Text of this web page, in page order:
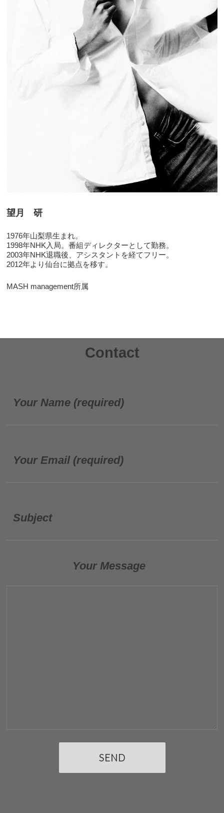
望月 研
1976年山梨県生まれ。
1998年NHK入局。番組ディレクターとして勤務。
2003年NHK退職後、アシスタントを経てフリー。
2012年より仙台に拠点を移す。
MASH management所属
Contact
Your Name (required)
Your Email (required)
Subject
Your Message